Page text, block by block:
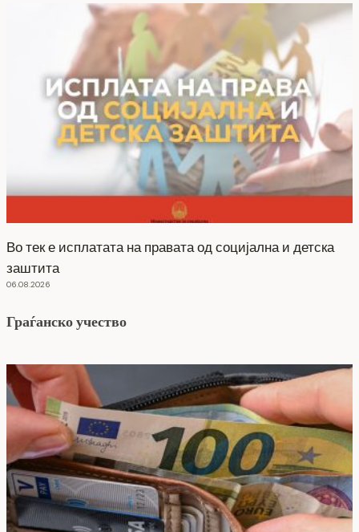
Во тек е исплатата на правата од социјална и детска
заштита
06.08.2026
Граѓанско учество